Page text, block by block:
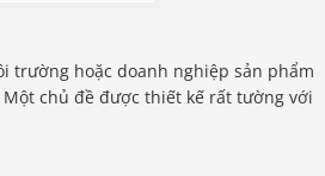
trường hoặc doanh nghiệp sản phẩm
chủ đề được thiết kế rất tường với